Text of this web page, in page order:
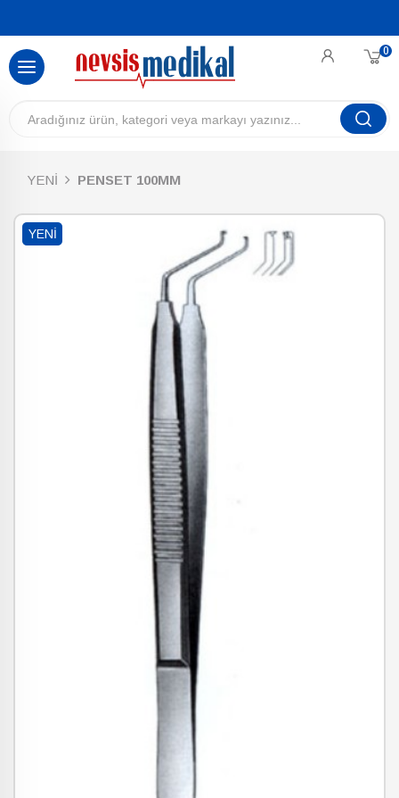
0
YENİ PENSET 100MM
YENI